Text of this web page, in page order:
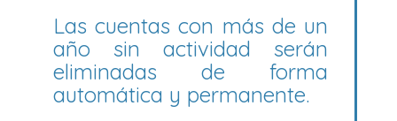
Las cuentas con más de un
año sin actividad serán
eliminadas de forma
automática y permanente.